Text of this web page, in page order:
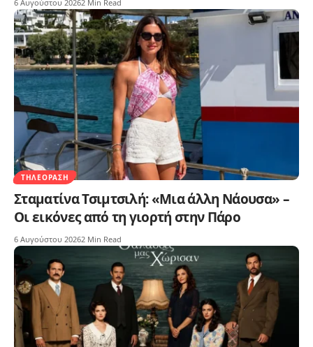
6 Αυγούστου 20262 Min Read
ΤΗΛΕΌΡΑΣΗ
Σταματίνα Τσιμτσιλή: «Μια άλλη Νάουσα» –
Οι εικόνες από τη γιορτή στην Πάρο
6 Αυγούστου 20262 Min Read